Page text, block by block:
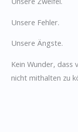
Unsere Fehler.
Unsere Ängste.
Kein Wunder, dass
nicht mithalten zu